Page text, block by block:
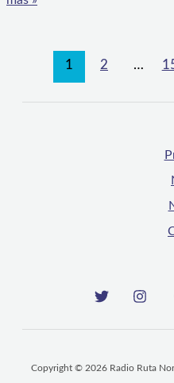
1 2 …
Copyright © 2026 Radio Ruta